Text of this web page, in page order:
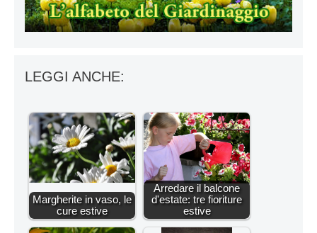
LEGGI ANCHE:
Margherite in vaso, le
cure estive
Arredare il balcone
d'estate: tre fioriture
estive